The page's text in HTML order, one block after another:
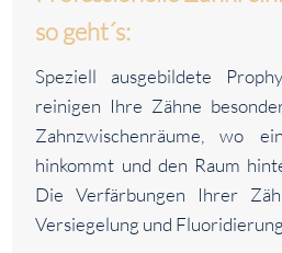
so geht´s:
Speziell ausgebildete
reinigen Ihre Zähne
Zahnzwischenräume, wo
hinkommt und den Raum
Die Verfärbungen Ihrer
Versiegelung und